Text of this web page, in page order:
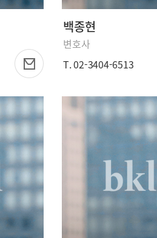
백종현
변호사
T. 02-3404-6513